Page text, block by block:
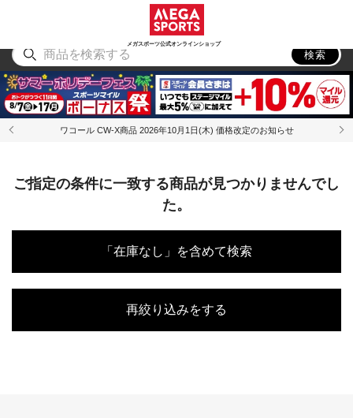
メガスポーツ公式オンラインショップ
アウトドア
検索
ワコール CW-X商品 2026年10月1日(木) 価格改定のお知らせ
ご指定の条件に一致する商品が見つかりませんでし
た。
「在庫なし」を含めて検索
再絞り込みをする